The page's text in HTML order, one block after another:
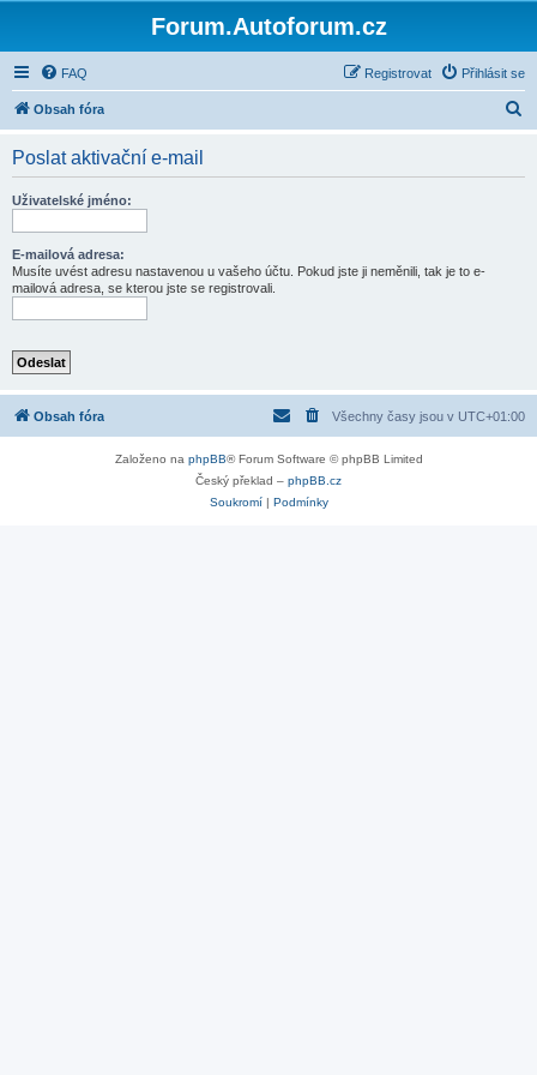
Forum.Autoforum.cz
FAQ Přihlásit se
Registrovat
Obsah fóra
Poslat aktivační e-mail
Uživatelské jméno:
E-mailová adresa:
Musíte uvést adresu nastavenou u vašeho účtu. Pokud jste ji neměnili, tak je to e-
mailová adresa, se kterou jste se registrovali.
Obsah fóra Všechny časy jsou v UTC+01:00
Založeno na phpBB® Forum Software © phpBB Limited
Český překlad – phpBB.cz
Soukromí| Podmínky